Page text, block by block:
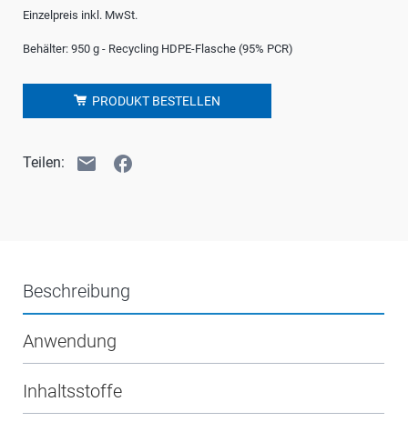
Einzelpreis inkl. MwSt.
Behälter: 950 g - Recycling HDPE-Flasche (95% PCR)
PRODUKT BESTELLEN
Teilen: email facebook
Beschreibung
Anwendung
Inhaltsstoffe